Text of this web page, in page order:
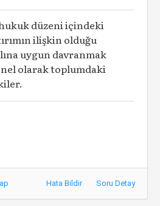
hukuk düzeni içindeki
ilişkin olduğu
uygun davranmak
olarak toplumdaki
Hata Bildir Soru Detay